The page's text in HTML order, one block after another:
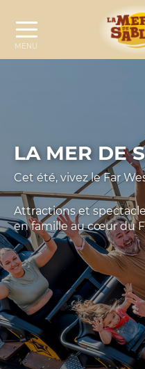
LA MER DE
Cet été, vivez le Far
Attractions et
en famille au cœur du